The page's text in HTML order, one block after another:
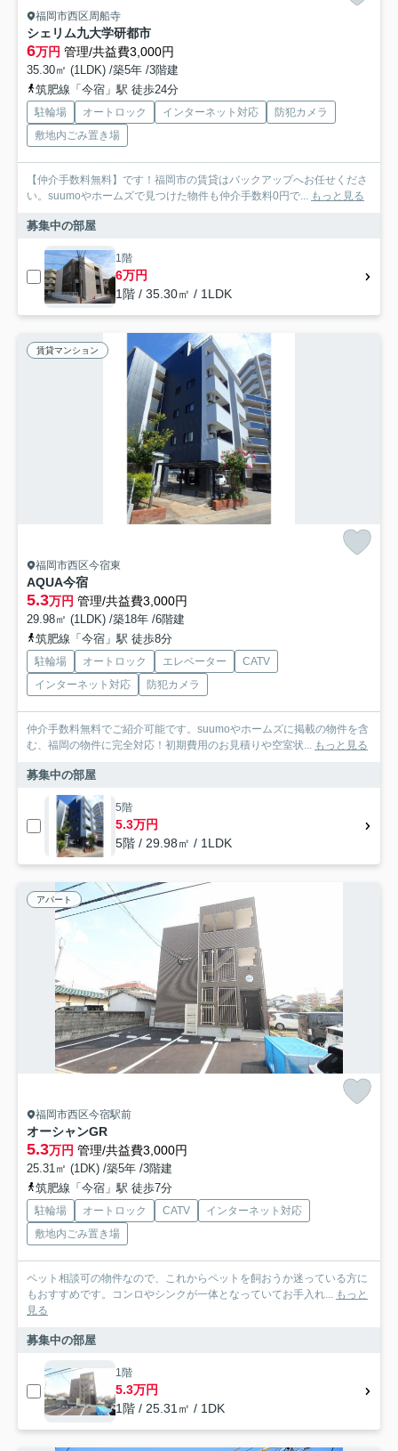
福岡市西区周船寺
シェリム九大学研都市
6万円 管理/共益費3,000円
35.30㎡ (1LDK) /築5年 /3階建
筑肥線「今宿」駅 徒歩24分
駐輪場 オートロック インターネット対応
防犯カメラ
敷地内ごみ置き場
【仲介手数料無料】です！福岡市の賃貸はバックアップへお任せくださ
い。suumoやホームズで見つけた物件も仲介手数料0円で... もっと見る
募集中の部屋
1階
6万円
1階 / 35.30㎡ / 1LDK
賃貸マンション
福岡市西区今宿東
AQUA今宿
5.3万円 管理/共益費3,000円
29.98㎡ (1LDK) /築18年 /6階建
筑肥線「今宿」駅 徒歩8分
駐輪場 オートロック エレベーター
CATV
インターネット対応
防犯カメラ
仲介手数料無料でご紹介可能です。suumoやホームズに掲載の物件を含
む、福岡の物件に完全対応！初期費用のお見積りや空室状... もっと見る
募集中の部屋
5階
5.3万円
5階 / 29.98㎡ / 1LDK
アパート
福岡市西区今宿駅前
オーシャンGR
5.3万円 管理/共益費3,000円
25.31㎡ (1DK) /築5年 /3階建
筑肥線「今宿」駅 徒歩7分
駐輪場 オートロック CATV
インターネット対応
敷地内ごみ置き場
ペット相談可の物件なので、これからペットを飼おうか迷っている方に
もおすすめです。コンロやシンクが一体となっていてお手入れ... もっと
見る
募集中の部屋
1階
5.3万円
1階 / 25.31㎡ / 1DK